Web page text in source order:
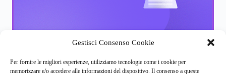
Gestisci Consenso Cookie
Per fornire le migliori esperienze, utilizziamo tecnologie come i cookie per
memorizzare e/o accedere alle informazioni del dispositivo. Il consenso a queste
Ti andrebbe di fare due chiacchiere
Capita a tutti, ogni tanto, di sentire il bisogno di parlare con